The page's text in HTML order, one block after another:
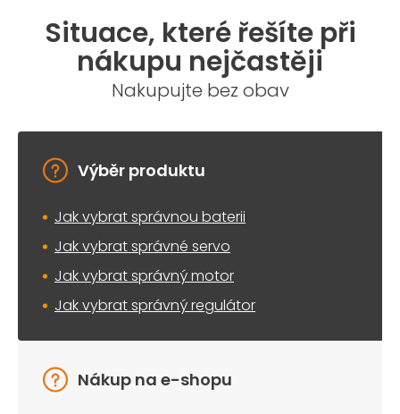
Situace, které řešíte při
nákupu nejčastěji
Nakupujte bez obav
Výběr produktu
Jak vybrat správnou baterii
Jak vybrat správné servo
Jak vybrat správný motor
Jak vybrat správný regulátor
Nákup na e-shopu